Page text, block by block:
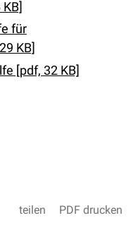
für
KB]
[pdf, 32 KB]
teilen PDF drucken